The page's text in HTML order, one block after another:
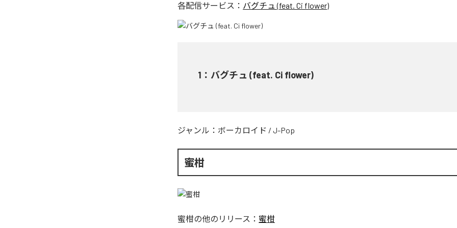
各配信サービス： バグチュ (feat. Ci flower)
1 ： バグチュ (feat. Ci flower)
ジャンル： ボーカロイド / J-Pop
蜜柑
蜜柑の他のリリース： 蜜柑